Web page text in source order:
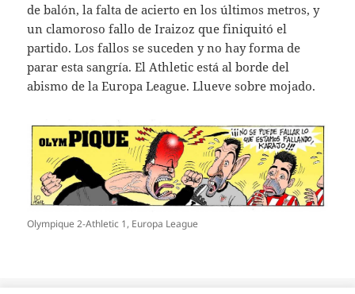
de balón, la falta de acierto en los últimos metros, y
un clamoroso fallo de Iraizoz que finiquitó el
partido. Los fallos se suceden y no hay forma de
parar esta sangría. El Athletic está al borde del
abismo de la Europa League. Llueve sobre mojado.
Olympique 2-Athletic 1, Europa League